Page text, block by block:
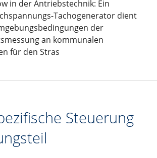
in der Antriebstechnik: Ein
Tachogenerator dient
der
an kommunalen
für den Stras
Steuerung